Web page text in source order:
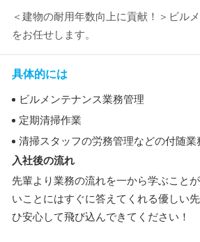
＜建物の耐用年数向上に貢献！＞ビル
をお任せします。
具体的には
ビルメンテナンス業務管理
定期清掃作業
清掃スタッフの労務管理などの付随業
入社後の流れ
先輩より業務の流れを一から学ぶこと
いことにはすぐに答えてくれる優しい
ひ安心して飛び込んできてください！